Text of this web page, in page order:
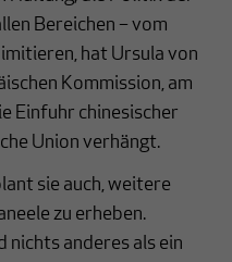
Bereichen – vom
hat Ursula von
Kommission, am
Einfuhr chinesischer
Union verhängt.
sie auch, weitere
zu erheben.
nichts anderes als ein